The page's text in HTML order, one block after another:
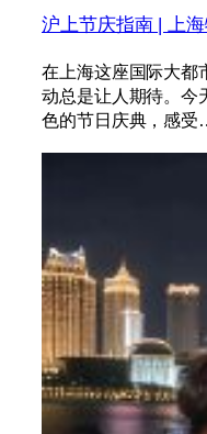
沪上节庆指南 | 上
在上海这座国际大都
动总是让人期待。今
色的节日庆典，感受